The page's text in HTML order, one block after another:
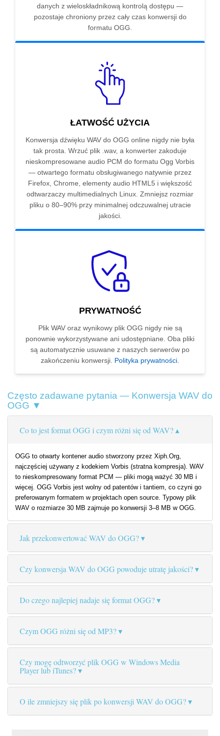
danych z wieloskładnikową kontrolą dostępu —
pozostaje chroniony przez cały czas konwersji do
formatu OGG.
ŁATWOŚĆ UŻYCIA
Konwersja dźwięku WAV do OGG online nigdy nie była
tak prosta. Wrzuć plik .wav, a konwerter zakoduje
nieskompresowane audio PCM do formatu Ogg Vorbis
— otwartego formatu obsługiwanego natywnie przez
Firefox, Chrome, elementy audio HTML5 i większość
odtwarzaczy multimedialnych Linux. Zmniejsz rozmiar
pliku o 80–90% przy minimalnej odczuwalnej utracie
jakości.
PRYWATNOŚĆ
Plik WAV oraz wynikowy plik OGG nigdy nie są
ponownie wykorzystywane ani udostępniane. Oba pliki
są automatycznie usuwane z naszych serwerów po
zakończeniu konwersji. Polityka prywatności.
Często zadawane pytania — Konwersja WAV do
OGG ▼
Co to jest format OGG i czym różni się od WAV?
OGG to otwarty kontener audio stworzony przez Xiph.Org,
najczęściej używany z kodekiem Vorbis (stratna kompresja). WAV
to nieskompresowany format PCM — pliki mogą ważyć 30 MB i
więcej. OGG Vorbis jest wolny od patentów i tantiem, co czyni go
preferowanym formatem w projektach open source. Typowy plik
WAV o rozmiarze 30 MB zajmuje po konwersji 3–8 MB w OGG.
Jak przekonwertować WAV do OGG?
Czy konwersja WAV do OGG powoduje utratę jakości?
Do czego najlepiej nadaje się format OGG?
Czym OGG różni się od MP3?
Czy mogę odtworzyć plik OGG w Windows Media
Player lub iTunes?
O ile zmniejszy się plik po konwersji WAV do OGG?